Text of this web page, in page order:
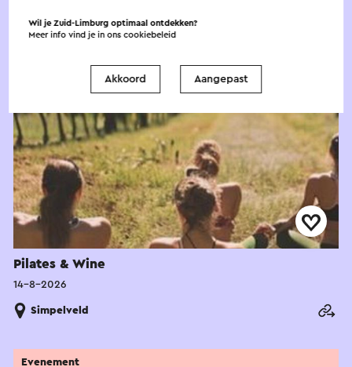
Pilates & Wine
Evenement
14-8-2026
Simpelveld
Evenement
Wil je Zuid-Limburg optimaal ontdekken?
Meer info vind je in onscookiebeleid
Akkoord Aangepast